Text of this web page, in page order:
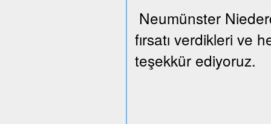
Neumünster
fırsatı verdikleri ve
teşekkür ediyoruz.